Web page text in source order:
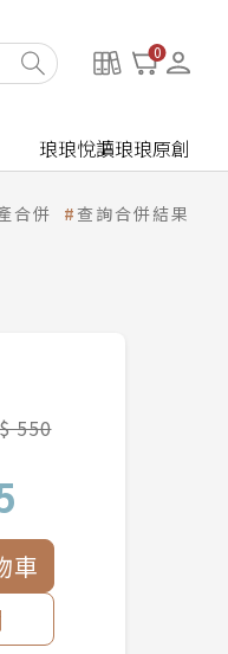
0
琅琅悅讀琅琅原創
合併 查詢合併結果
550
車